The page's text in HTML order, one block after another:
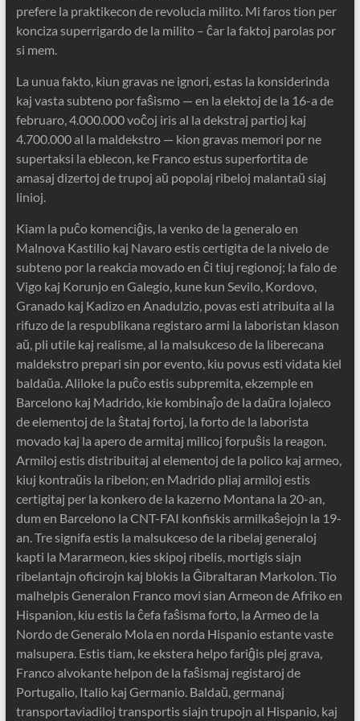
prefere la praktikecon de revolucia milito. Mi faros tion per
konciza superrigardo de la milito – ĉar la faktoj parolas por
si mem.
La unua fakto, kiun gravas ne ignori, estas la konsiderinda
kaj vasta subteno por faŝismo — en la elektoj de la 16-a de
februaro, 4.000.000 voĉoj iris al la dekstraj partioj kaj
4.700.000 al la maldekstro — kion gravas memori por ne
supertaksi la eblecon, ke Franco estus superfortita de
amasaj dizertoj de trupoj aŭ popolaj ribeloj malantaŭ siaj
linioj.
Kiam la puĉo komenciĝis, la venko de la generalo en
Malnova Kastilio kaj Navaro estis certigita de la nivelo de
subteno por la reakcia movado en ĉi tiuj regionoj; la falo de
Vigo kaj Korunjo en Galegio, kune kun Sevilo, Kordovo,
Granado kaj Kadizo en Anadulzio, povas esti atribuita al la
rifuzo de la respublikana registaro armi la laboristan klason
aŭ, pli utile kaj realisme, al la malsukceso de la liberecana
maldekstro prepari sin por evento, kiu povus esti vidata kiel
baldaŭa. Aliloke la puĉo estis subpremita, ekzemple en
Barcelono kaj Madrido, kie kombinaĵo de la daŭra lojaleco
de elementoj de la ŝtataj fortoj, la forto de la laborista
movado kaj la apero de armitaj milicoj forpuŝis la reagon.
Armiloj estis distribuitaj al elementoj de la polico kaj armeo,
kiuj kontraŭis la ribelon; en Madrido pliaj armiloj estis
certigitaj per la konkero de la kazerno Montana la 20-an,
dum en Barcelono la CNT-FAI konfiskis armilkaŝejojn la 19-
an. Tre signifa estis la malsukceso de la ribelaj generaloj
kapti la Mararmeon, kies skipoj ribelis, mortigis siajn
ribelantajn oficirojn kaj blokis la Ĝibraltaran Markolon. Tio
malhelpis Generalon Franco movi sian Armeon de Afriko en
Hispanion, kiu estis la ĉefa faŝisma forto, la Armeo de la
Nordo de Generalo Mola en norda Hispanio estante vaste
malsupera. Estis tiam, ke ekstera helpo fariĝis plej grava,
Franco alvokante helpon de la faŝismaj registaroj de
Portugalio, Italio kaj Germanio. Baldaŭ, germanaj
transportaviadiloj transportis siajn trupojn al Hispanio, kaj